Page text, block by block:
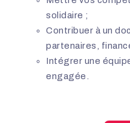
solidaire ;
Contribuer à un
partenaires,
Intégrer une
engagée.